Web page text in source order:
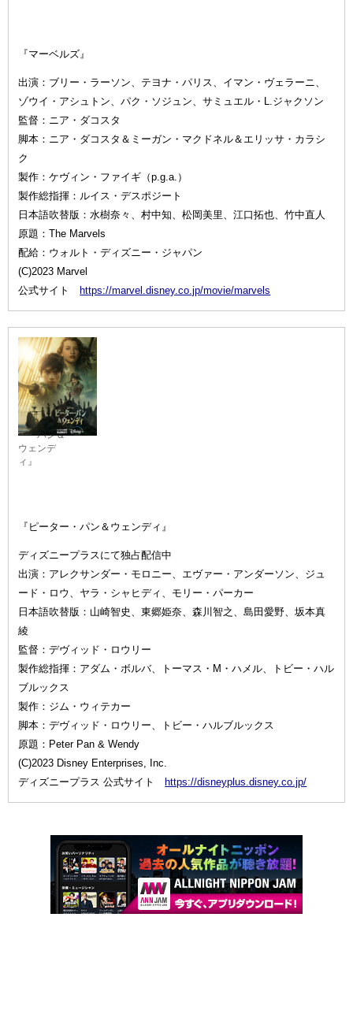
『マーベルズ』
出演：ブリー・ラーソン、テヨナ・パリス、イマン・ヴェラーニ、
ゾウイ・アシュトン、パク・ソジュン、サミュエル・L.ジャクソン
監督：ニア・ダコスタ
脚本：ニア・ダコスタ＆ミーガン・マクドネル＆エリッサ・カラシ
ク
製作：ケヴィン・ファイギ（p.g.a.）
製作総指揮：ルイス・デスポジート
日本語吹替版：水樹奈々、村中知、松岡美里、江口拓也、竹中直人
原題：The Marvels
配給：ウォルト・ディズニー・ジャパン
(C)2023 Marvel
公式サイト
https://marvel.disney.co.jp/movie/marvels
『ピータ
ー・パン＆
ウェンデ
ィ』
『ピーター・パン＆ウェンディ』
ディズニープラスにて独占配信中
出演：アレクサンダー・モロニー、エヴァー・アンダーソン、ジュ
ード・ロウ、ヤラ・シャヒディ、モリー・パーカー
日本語吹替版：山崎智史、東郷姫奈、森川智之、島田愛野、坂本真
綾
監督：デヴィッド・ロウリー
製作総指揮：アダム・ボルバ、トーマス・M・ハメル、トビー・ハル
ブルックス
製作：ジム・ウィテカー
脚本：デヴィッド・ロウリー、トビー・ハルブルックス
原題：Peter Pan & Wendy
(C)2023 Disney Enterprises, Inc.
ディズニープラス 公式サイト
https://disneyplus.disney.co.jp/